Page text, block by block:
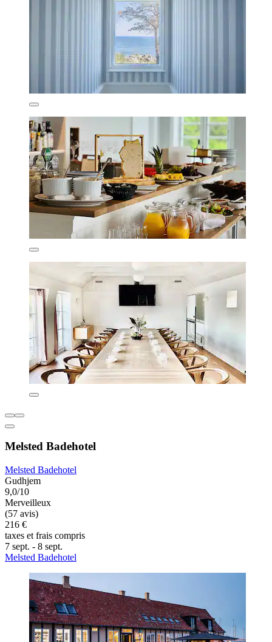
Melsted Badehotel
Melsted Badehotel
Gudhjem
9,0/10
Merveilleux
(57 avis)
216 €
taxes et frais compris
7 sept. - 8 sept.
Melsted Badehotel